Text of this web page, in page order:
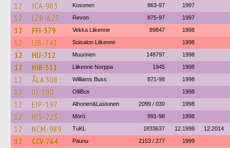
12 JCA-983 Kosonen 863-97 1997
12 LZB-623 Revon 875-97 1997
12 FFI-579 Vekka Liikenne 89847 1998
12 LIB-743 Soisalon Liikenne 1998
12 HIJ-712 Muurinen 148797 1998
12 HIB-511 Liikenne Norppa 1945 1998
12 ÅLA 308 Williams Buss 871-98 1998
12 IIJ-190 OlliBus 1998
12 EIP-197 Alhonen&Lastunen 2099 / 030 1998
12 HIS-223 Mörö 991-98 1998
12 NCM-989 TuKL 1833637 12.1998 12.2014
12 CCV-764 Paunu 2153 / 277 1999